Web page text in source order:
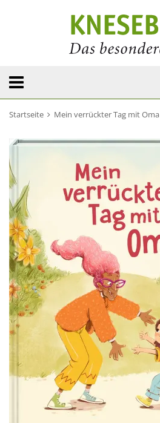
Startseite Mein verrückter Tag mit Oma